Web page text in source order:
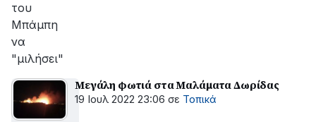
του
Μπάμπη
να
"μιλήσει"
Μεγάλη φωτιά στα Μαλάματα Δωρίδας
19 Ιουλ 2022 23:06 σε Τοπικά